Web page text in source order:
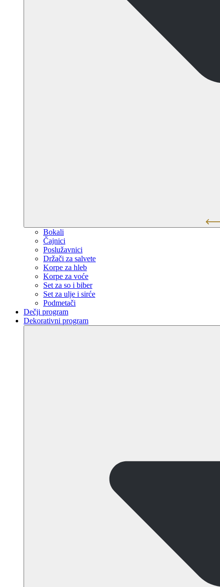
Bokali
Čajnici
Poslužavnici
Držači za salvete
Korpe za hleb
Korpe za voće
Set za so i biber
Set za ulje i sirće
Podmetači
Dečji program
Dekorativni program